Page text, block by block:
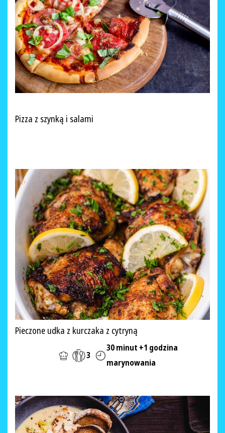
Pizza z szynką i salami
Pieczone udka z kurczaka z cytryną
3
30 minut +1 godzina
marynowania